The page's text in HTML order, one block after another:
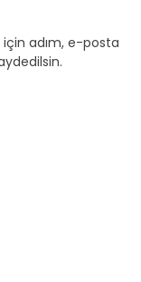
için adım, e-posta